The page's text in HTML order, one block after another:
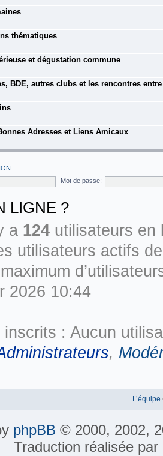
thématiques
et dégustation commune
BDE, autres clubs et les rencontres
Adresses et Liens Amicaux
Mot de passe:
LIGNE ?
a 124 utilisateurs en
utilisateurs actifs
2026 10:44
inscrits : Aucun
,
L’équipe
phpBB © 2000, 2002,
Traduction réalisée par